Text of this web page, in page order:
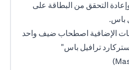
التحقق من البطاقة على
باس.
الإضافية اصطحاب ضيف واحد
ترافيل باس"